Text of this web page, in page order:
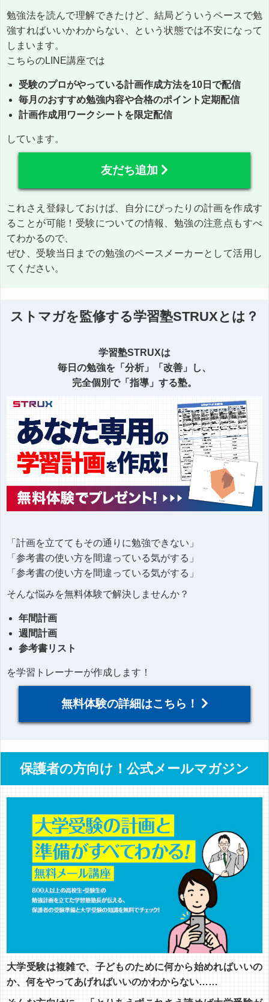
勉強法を読んで理解できたけど、結局どういうペースで勉
強すればいいかわからない、という状態では不安になって
しまいます。
こちらのLINE講座では
受験のプロがやっている計画作成方法を10日で配信
毎月のおすすめ勉強内容や合格のポイント定期配信
計画作成用ワークシートを限定配信
しています。
友だち追加
これさえ登録しておけば、自分にぴったりの計画を作成す
ることが可能！受験についての情報、勉強の注意点もすべ
てわかるので、
ぜひ、受験当日までの勉強のペースメーカーとして活用し
てください。
ストマガを監修する学習塾STRUXとは？
学習塾STRUXは
毎日の勉強を「分析」「改善」し、
完全個別で「指導」する塾。
「計画を立ててもその通りに勉強できない」
「参考書の使い方を間違っている気がする」
「参考書の使い方を間違っている気がする」
そんな悩みを無料体験で解決しませんか？
年間計画
週間計画
参考書リスト
を学習トレーナーが作成します！
無料体験の詳細はこちら！
保護者の方向け！公式メールマガジン
大学受験は複雑で、子どものために何から始めればいいの
か、何をやってあげればいいのかわからない……